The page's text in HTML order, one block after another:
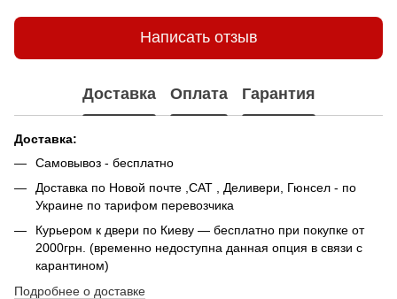
Написать отзыв
Доставка Оплата Гарантия
Доставка:
Самовывоз - беcплатно
Доставка по Новой почте ,САТ , Деливери, Гюнсел - по
Украине по тарифом перевозчика
Курьером к двери по Киеву — бесплатно при покупке от
2000грн. (временно недоступна данная опция в связи с
карантином)
Подробнее о доставке